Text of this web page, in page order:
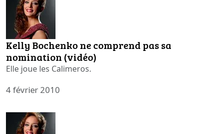
Kelly Bochenko ne comprend pas sa
nomination (vidéo)
Elle joue les Calimeros.
4 février 2010